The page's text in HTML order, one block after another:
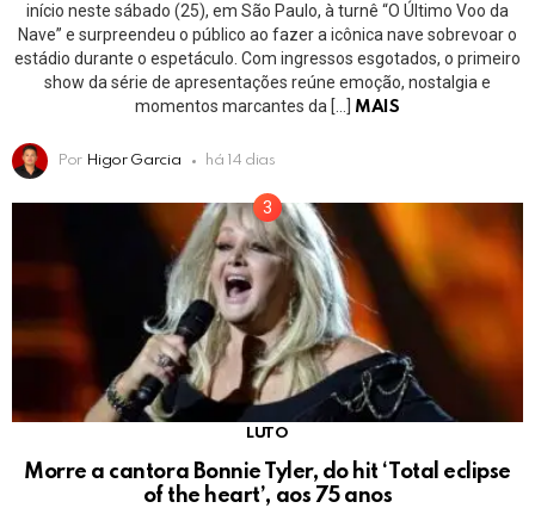
início neste sábado (25), em São Paulo, à turnê “O Último Voo da
Nave” e surpreendeu o público ao fazer a icônica nave sobrevoar o
estádio durante o espetáculo. Com ingressos esgotados, o primeiro
show da série de apresentações reúne emoção, nostalgia e
momentos marcantes da […]
MAIS
Por Higor Garcia há 14 dias
LUTO
Morre a cantora Bonnie Tyler, do hit ‘Total eclipse
of the heart’, aos 75 anos